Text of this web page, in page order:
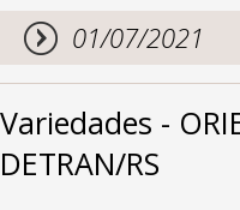
01/07/2021
Variedades -
DETRAN/RS